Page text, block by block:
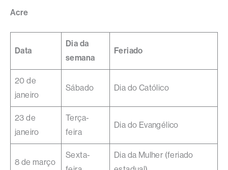
Acre
Data
Dia da
semana
Feriado
20 de
janeiro
Sábado Dia do Católico
23 de
janeiro
Terça-
feira
Dia do Evangélico
8 de março
Sexta-
Dia da Mulher (feriado